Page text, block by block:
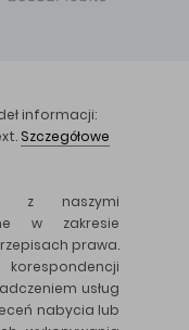
informacji:
Szczegółowe
z naszymi
w zakresie
prawa.
usług
nabycia lub